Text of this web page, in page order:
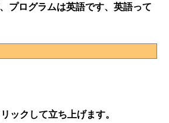
プログラムは英語です、英語って
ックして立ち上げます。